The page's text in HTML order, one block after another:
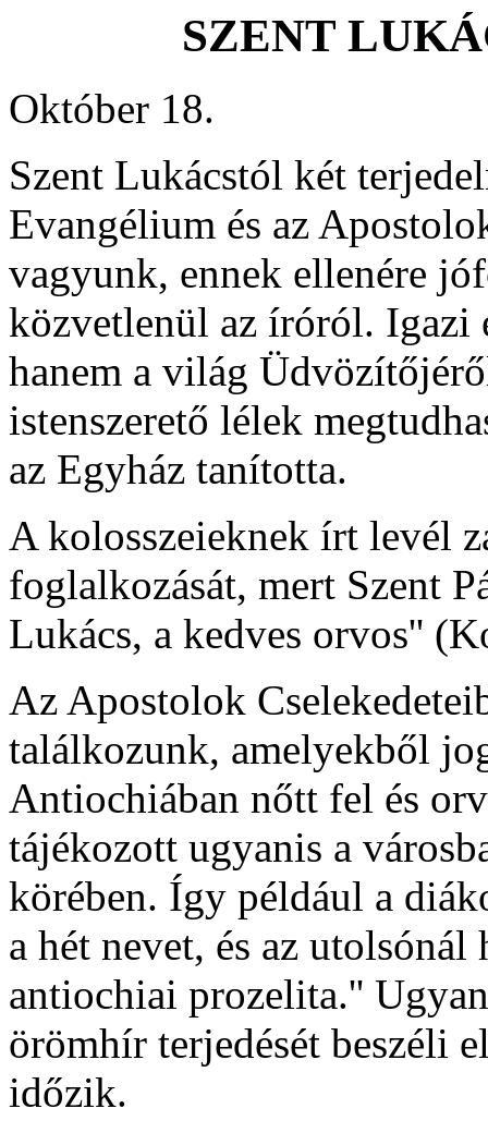
SZENT
Október 18.
Szent Lukácstól két
Evangélium és az
vagyunk, ennek ellenére
közvetlenül az íróról. Igazi
hanem a világ
istenszerető lélek
az Egyház tanította.
A kolosszeieknek írt levél
foglalkozását, mert Szent
Lukács, a kedves orvos''
Az Apostolok
találkozunk, amelyekből
Antiochiában nőtt fel és
tájékozott ugyanis a
körében. Így például a
a hét nevet, és az
antiochiai prozelita.''
örömhír terjedését beszéli
időzik.